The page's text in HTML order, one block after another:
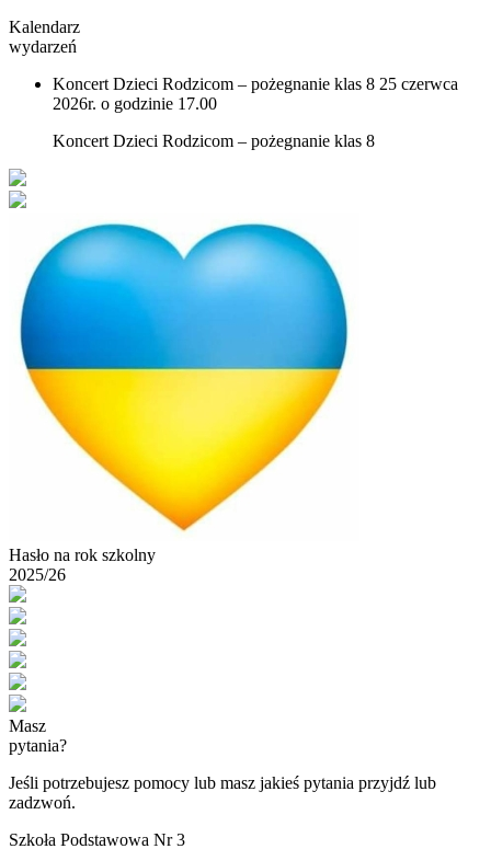
Kalendarz
wydarzeń
Koncert Dzieci Rodzicom – pożegnanie klas 8 25 czerwca
2026r. o godzinie 17.00
Koncert Dzieci Rodzicom – pożegnanie klas 8
Hasło na rok szkolny
2025/26
Masz
pytania?
Jeśli potrzebujesz pomocy lub masz jakieś pytania przyjdź lub
zadzwoń.
Szkoła Podstawowa Nr 3